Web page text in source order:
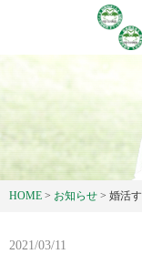
HOME > お知らせ > 婚活
2021/03/11